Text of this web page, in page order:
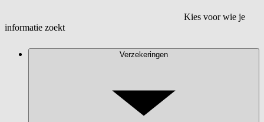
Kies voor wie je
informatie zoekt
Verzekeringen